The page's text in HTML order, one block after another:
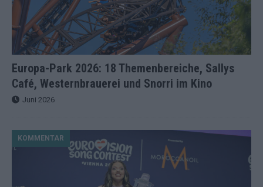
Europa-Park 2026: 18 Themenbereiche, Sallys
Café, Westernbrauerei und Snorri im Kino
Juni 2026
KOMMENTAR